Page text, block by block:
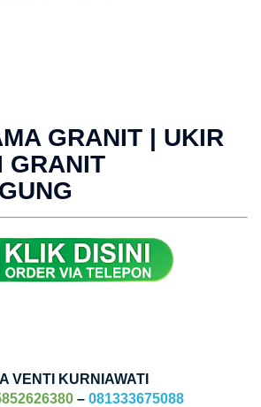
GRANIT | UKIR
GRANIT
VENTI KURNIAWATI
– 081333675088